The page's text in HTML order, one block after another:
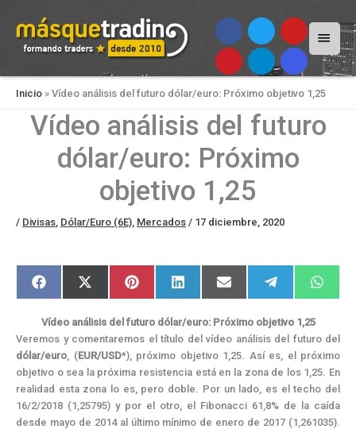
Menú
Inicio » Vídeo análisis del futuro dólar/euro: Próximo objetivo 1,25
Vídeo análisis del futuro
dólar/euro: Próximo
objetivo 1,25
/ Divisas, Dólar/Euro (6E), Mercados / 17 diciembre, 2020
Compartir
en
F
a
e
b
o
o
k
Compartir
en
X
(
w
i
t
t
e
r
)
Compartir
en
P
i
t
e
r
s
t
Compartir
en
L
i
k
e
d
n
Compartir
en
E
m
i
l
Compartir
en
e
e
g
r
m
en
W
h
A
p
Vídeo análisis del futuro dólar/euro: Próximo objetivo 1,25
Veremos y comentaremos el título del vídeo análisis del futuro del
dólar/euro, (EUR/USD*), próximo objetivo 1,25. Así es, el próximo
objetivo o sea la próxima resistencia está en la zona de los 1,25. En
realidad esta zona lo es, pero doble. Por un lado, es el techo del
16/2/2018 (1,25795) y por el otro, el Fibonacci 61,8% de la caída
desde mayo de 2014 al último mínimo de enero de 2017 (1,261035).